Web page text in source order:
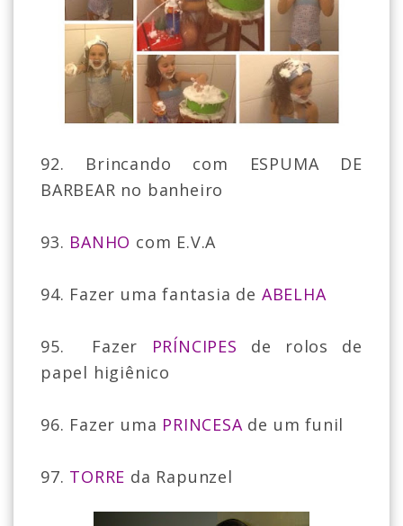
92. Brincando com ESPUMA DE
BARBEAR no banheiro
93. BANHO com E.V.A
94. Fazer uma fantasia de ABELHA
95. Fazer PRÍNCIPES de rolos de
papel higiênico
96. Fazer uma PRINCESAde um funil
97. TORRE da Rapunzel